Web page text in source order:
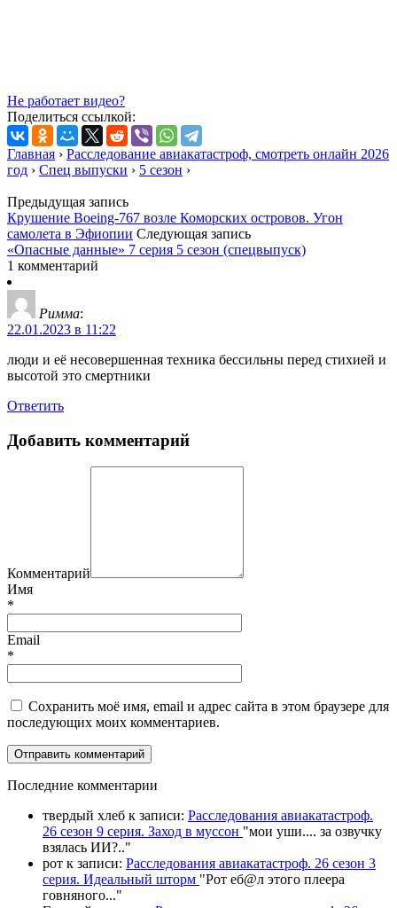
Не работает видео?
Поделиться ссылкой:
Главная › Расследование авиакатастроф, смотреть онлайн 2026
год › Спец выпуски › 5 сезон ›
Предыдущая запись
Крушение Boeing-767 возле Коморских островов. Угон
самолета в Эфиопии Следующая запись
«Опасные данные» 7 серия 5 сезон (спецвыпуск)
1 комментарий
Римма:
22.01.2023 в 11:22
люди и её несовершенная техника бессильны перед стихией и
высотой это смертники
Ответить
Добавить комментарий
Комментарий
Имя
*
Email
*
Сохранить моё имя, email и адрес сайта в этом браузере для
последующих моих комментариев.
Последние комментарии
твердый хлеб к записи: Расследования авиакатастроф.
26 сезон 9 серия. Заход в муссон "мои уши.... за озвучку
взялась ИИ?.."
рот к записи: Расследования авиакатастроф. 26 сезон 3
серия. Идеальный шторм "Рот еб@л этого плеера
говняного..."